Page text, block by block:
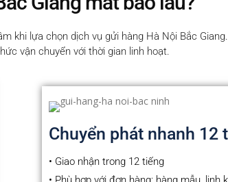
lựa chọn dịch vụ gửi hàng Hà Nội Bắc
vận chuyển với thời gian linh hoạt.
Chuyển phát nhanh 12
• Giao nhận trong 12 tiếng